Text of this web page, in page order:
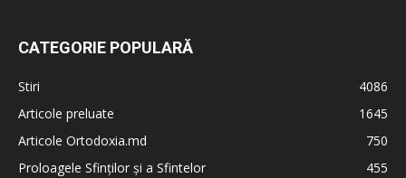
CATEGORIE POPULARĂ
Stiri
4086
Articole preluate
1645
Articole Ortodoxia.md
750
Proloagele Sfinților și a Sfintelor
455